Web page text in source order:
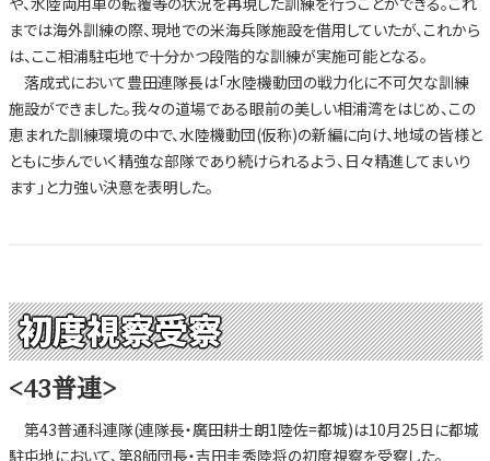
までは海外訓練の際、現地での米海兵隊施設を借用していたが、これから
は、ここ相浦駐屯地で十分かつ段階的な訓練が実施可能となる。
落成式において豊田連隊長は「水陸機動団の戦力化に不可欠な訓練
施設ができました。我々の道場である眼前の美しい相浦湾をはじめ、この
恵まれた訓練環境の中で、水陸機動団(仮称)の新編に向け、地域の皆様と
ともに歩んでいく精強な部隊であり続けられるよう、日々精進してまいり
ます」と力強い決意を表明した。
初度視察受察
<43普連>
第43普通科連隊(連隊長・廣田耕士朗1陸佐=都城)は10月25日に都城
駐屯地において、第8師団長・吉田圭秀陸将の初度視察を受察した。